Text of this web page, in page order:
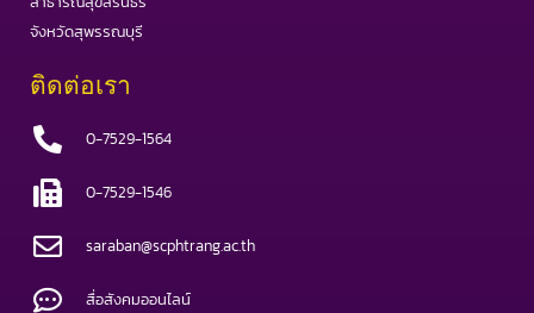
จังหวัดสุพรรณบุรี
ติดต่อเรา
0-7529-1564
0-7529-1546
saraban@scphtrang.ac.th
สื่อสังคมออนไลน์